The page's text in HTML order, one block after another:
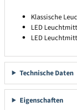
Klassische
LED
LED
Technische Daten
Eigenschaften